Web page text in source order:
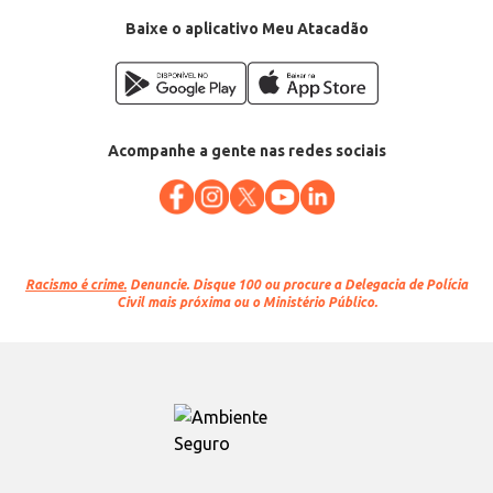
Baixe o aplicativo Meu Atacadão
Acompanhe a gente nas redes sociais
Racismo é crime. Denuncie. Disque 100 ou procure a Delegacia de Polícia
Civil mais próxima ou o Ministério Público.